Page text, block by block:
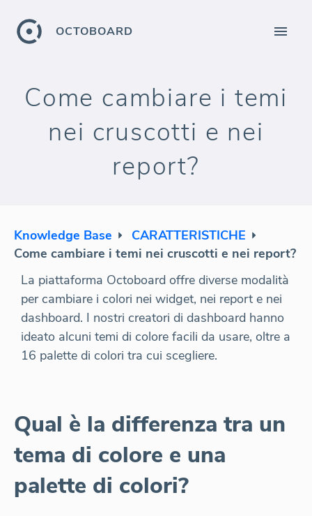
OCTOBOARD
Come cambiare i temi
nei cruscotti e nei
report?
Knowledge Base
CARATTERISTICHE
Come cambiare i temi nei cruscotti e nei report?
La piattaforma Octoboard offre diverse modalità
per cambiare i colori nei widget, nei report e nei
dashboard. I nostri creatori di dashboard hanno
ideato alcuni temi di colore facili da usare, oltre a
16 palette di colori tra cui scegliere.
Qual è la differenza tra un
tema di colore e una
palette di colori?